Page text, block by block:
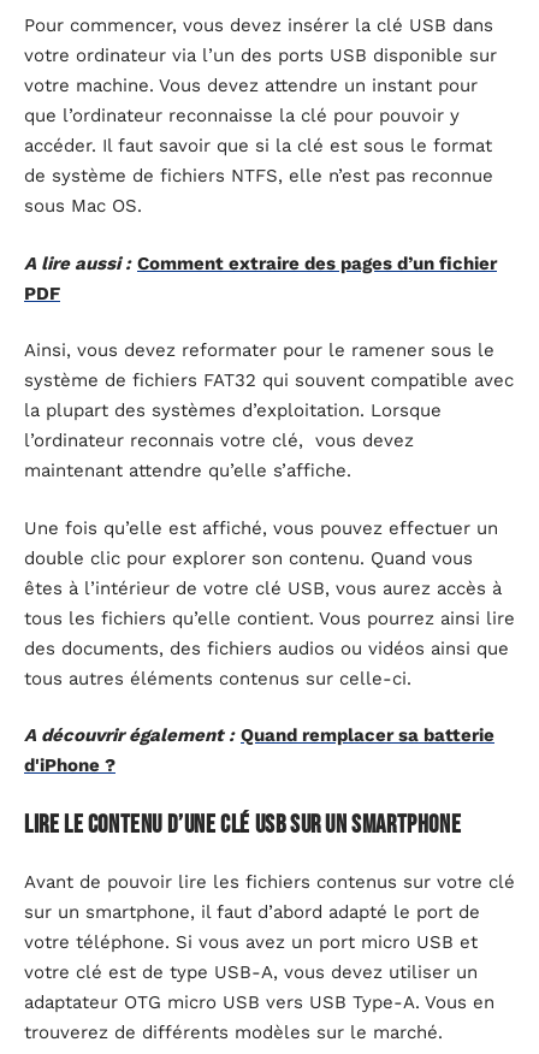
Pour commencer, vous devez insérer la clé USB dans
votre ordinateur via l’un des ports USB disponible sur
votre machine. Vous devez attendre un instant pour
que l’ordinateur reconnaisse la clé pour pouvoir y
accéder. Il faut savoir que si la clé est sous le format
de système de fichiers NTFS, elle n’est pas reconnue
sous Mac OS.
A lire aussi : Comment extraire des pages d’un fichier
PDF
Ainsi, vous devez reformater pour le ramener sous le
système de fichiers FAT32 qui souvent compatible avec
la plupart des systèmes d’exploitation. Lorsque
l’ordinateur reconnais votre clé,
vous devez
maintenant attendre qu’elle s’affiche.
Une fois qu’elle est affiché, vous pouvez effectuer un
double clic pour explorer son contenu. Quand vous
êtes à l’intérieur de votre clé USB, vous aurez accès à
tous les fichiers qu’elle contient. Vous pourrez ainsi lire
des documents, des fichiers audios ou vidéos ainsi que
tous autres éléments contenus sur celle-ci.
A découvrir également : Quand remplacer sa batterie
d'iPhone ?
Lire le contenu d’une clé USB sur un smartphone
Avant de pouvoir lire les fichiers contenus sur votre clé
sur un smartphone, il faut d’abord adapté le port de
votre téléphone. Si vous avez un port micro USB et
votre clé est de type USB-A, vous devez utiliser un
adaptateur OTG micro USB vers USB Type-A. Vous en
trouverez de différents modèles sur le marché.